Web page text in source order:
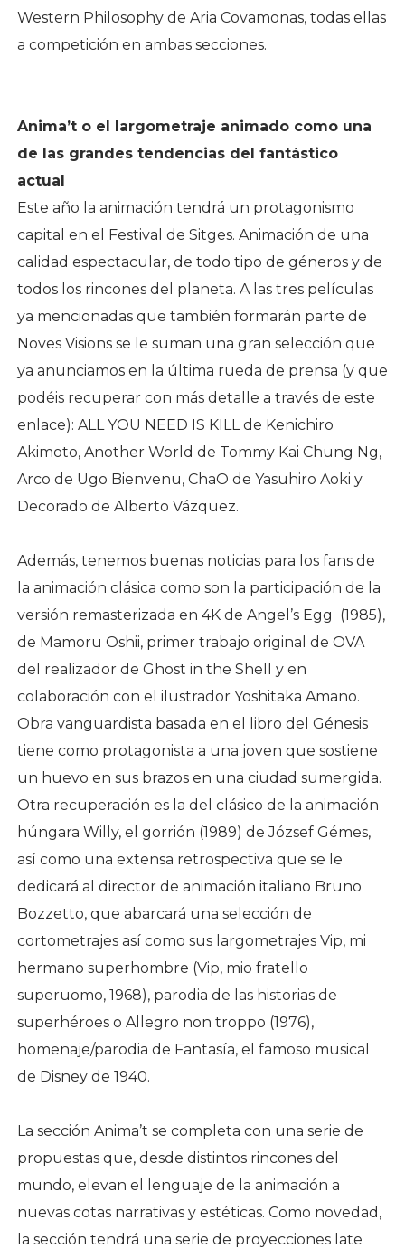
Western Philosophy de Aria Covamonas, todas ellas
a competición en ambas secciones.
Anima’t o el largometraje animado como una
de las grandes tendencias del fantástico
actual
Este año la animación tendrá un protagonismo
capital en el Festival de Sitges. Animación de una
calidad espectacular, de todo tipo de géneros y de
todos los rincones del planeta. A las tres películas
ya mencionadas que también formarán parte de
Noves Visions se le suman una gran selección que
ya anunciamos en la última rueda de prensa (y que
podéis recuperar con más detalle a través de este
enlace): ALL YOU NEED IS KILL de Kenichiro
Akimoto, Another World de Tommy Kai Chung Ng,
Arco de Ugo Bienvenu, ChaO de Yasuhiro Aoki y
Decorado de Alberto Vázquez.
Además, tenemos buenas noticias para los fans de
la animación clásica como son la participación de la
versión remasterizada en 4K de Angel’s Egg (1985),
de Mamoru Oshii, primer trabajo original de OVA
del realizador de Ghost in the Shell y en
colaboración con el ilustrador Yoshitaka Amano.
Obra vanguardista basada en el libro del Génesis
tiene como protagonista a una joven que sostiene
un huevo en sus brazos en una ciudad sumergida.
Otra recuperación es la del clásico de la animación
húngara Willy, el gorrión (1989) de József Gémes,
así como una extensa retrospectiva que se le
dedicará al director de animación italiano Bruno
Bozzetto, que abarcará una selección de
cortometrajes así como sus largometrajes Vip, mi
hermano superhombre (Vip, mio fratello
superuomo, 1968), parodia de las historias de
superhéroes o Allegro non troppo (1976),
homenaje/parodia de Fantasía, el famoso musical
de Disney de 1940.
La sección Anima’t se completa con una serie de
propuestas que, desde distintos rincones del
mundo, elevan el lenguaje de la animación a
nuevas cotas narrativas y estéticas. Como novedad,
la sección tendrá una serie de proyecciones late